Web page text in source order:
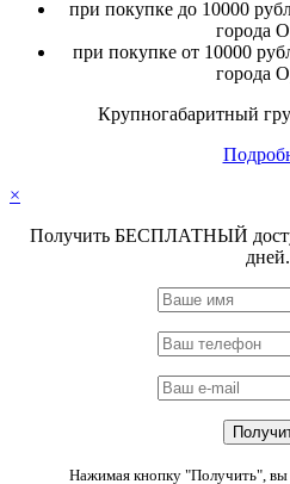
при покупке до 10000
города
при покупке от 10000
города
Крупногабаритный
×
Получить БЕСПЛАТНЫЙ
дней.
Нажимая кнопку "Получить", вы